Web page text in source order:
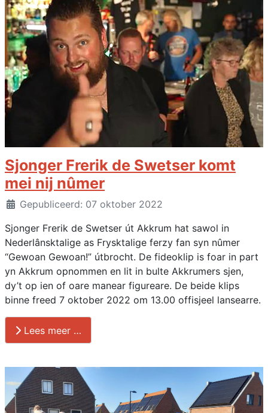
Sjonger Frerik de Swetser komt
mei nij nûmer
DetailsGepubliceerd: 07 oktober 2022
Sjonger Frerik de Swetser út Akkrum hat sawol in
Nederlânsktalige as Frysktalige ferzy fan syn nûmer
“Gewoan Gewoan!” útbrocht. De fideoklip is foar in part
yn Akkrum opnommen en lit in bulte Akkrumers sjen,
dy’t op ien of oare manear figureare. De beide klips
binne freed 7 oktober 2022 om 13.00 offisjeel lansearre.
Lees meer …